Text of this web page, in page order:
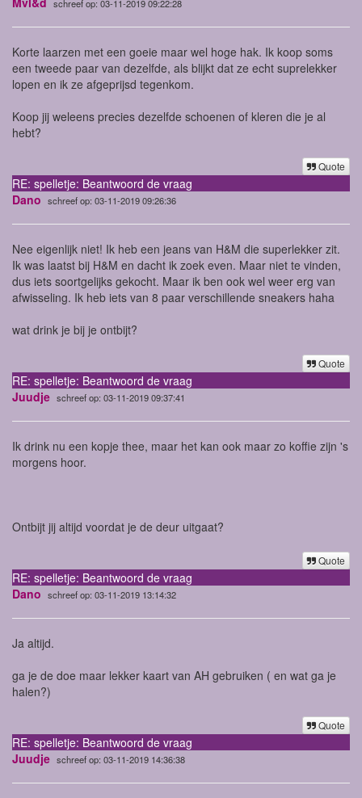
schreef op: 03-11-2019 09:22:28
Korte laarzen met een goeie maar wel hoge hak. Ik koop soms
een tweede paar van dezelfde, als blijkt dat ze echt suprelekker
lopen en ik ze afgeprijsd tegenkom.
Koop jij weleens precies dezelfde schoenen of kleren die je al
hebt?
Quote
RE: spelletje: Beantwoord de vraag
Dano schreef op: 03-11-2019 09:26:36
Nee eigenlijk niet! Ik heb een jeans van H&M die superlekker zit.
Ik was laatst bij H&M en dacht ik zoek even. Maar niet te vinden,
dus iets soortgelijks gekocht. Maar ik ben ook wel weer erg van
afwisseling. Ik heb iets van 8 paar verschillende sneakers haha
wat drink je bij je ontbijt?
Quote
RE: spelletje: Beantwoord de vraag
Juudje schreef op: 03-11-2019 09:37:41
Ik drink nu een kopje thee, maar het kan ook maar zo koffie zijn 's
morgens hoor.
Ontbijt jij altijd voordat je de deur uitgaat?
Quote
RE: spelletje: Beantwoord de vraag
Dano schreef op: 03-11-2019 13:14:32
Ja altijd.
ga je de doe maar lekker kaart van AH gebruiken ( en wat ga je
halen?)
Quote
RE: spelletje: Beantwoord de vraag
Juudje schreef op: 03-11-2019 14:36:38